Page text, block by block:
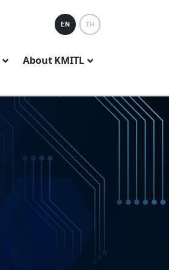
EN TH
About KMITL